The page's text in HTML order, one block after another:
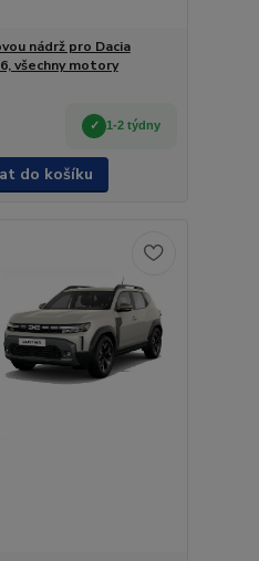
nádrž pro Dacia
všechny motory
1-2 týdny
do košíku